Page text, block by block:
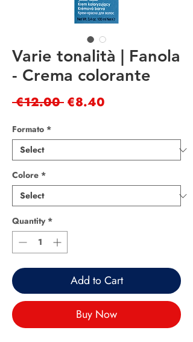
Varie tonalità | Fanola
- Crema colorante
€12.00 Regular
€8.40
Formato *
Colore *
Quantity *
Add to Cart
Buy Now